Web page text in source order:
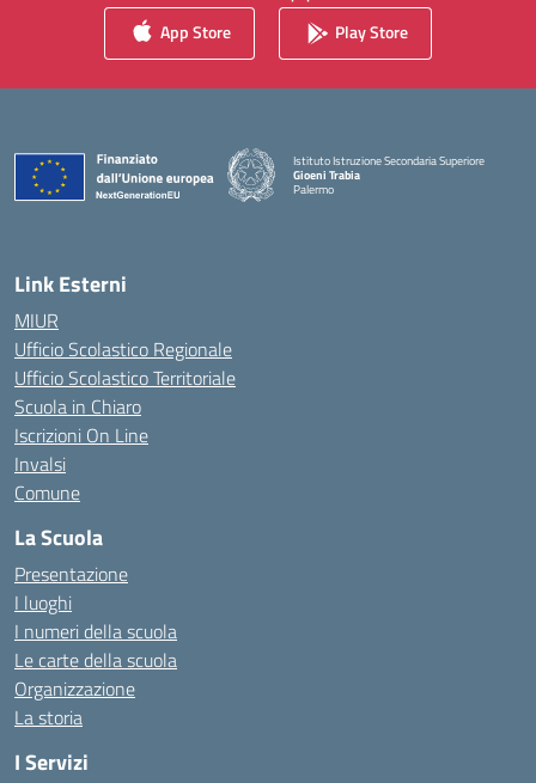
App Store Play Store
Istituto Istruzione Secondaria Superiore
Gioeni Trabia
Palermo
Link Esterni
MIUR
Ufficio Scolastico Regionale
Ufficio Scolastico Territoriale
Scuola in Chiaro
Iscrizioni On Line
Invalsi
Comune
La Scuola
Presentazione
I luoghi
I numeri della scuola
Le carte della scuola
Organizzazione
La storia
I Servizi